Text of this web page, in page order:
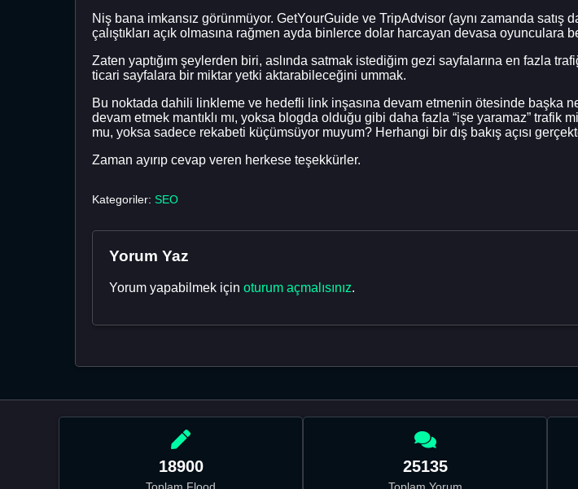
Niş bana imkansız görünmüyor. GetYourGuide ve TripAdvisor (aynı zamanda satış
çalıştıkları açık olmasına rağmen ayda binlerce dolar harcayan devasa oyunculara
Zaten yaptığım şeylerden biri, aslında satmak istediğim gezi sayfalarına en fazla
ticari sayfalara bir miktar yetki aktarabileceğini ummak.
Bu noktada dahili linkleme ve hedefli link inşasına devam etmenin ötesinde başka
devam etmek mantıklı mı, yoksa blogda olduğu gibi daha fazla “işe yaramaz”
mu, yoksa sadece rekabeti küçümsüyor muyum? Herhangi bir dış bakış açısı
Zaman ayırıp cevap veren herkese teşekkürler.
Kategoriler: SEO
Yorum Yaz
Yorum yapabilmek için oturum açmalısınız.
18900
Toplam Flood
25135
Toplam Yorum